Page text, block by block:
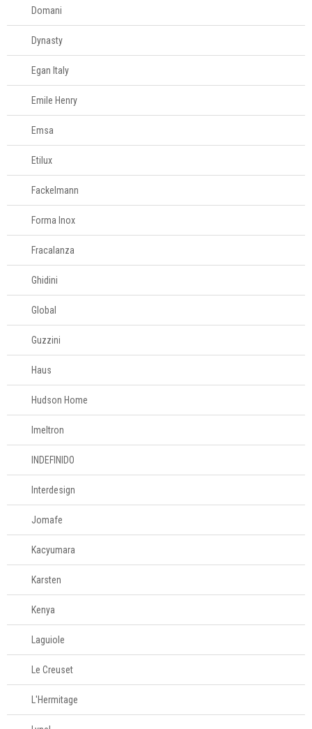
Domani
Dynasty
Egan Italy
Emile Henry
Emsa
Etilux
Fackelmann
Forma Inox
Fracalanza
Ghidini
Global
Guzzini
Haus
Hudson Home
Imeltron
INDEFINIDO
Interdesign
Jomafe
Kacyumara
Karsten
Kenya
Laguiole
Le Creuset
L'Hermitage